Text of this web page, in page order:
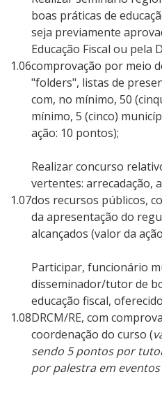
1.06
boas práticas de
seja previamente
Educação Fiscal ou pela
comprovação por meio
"folders", listas de
com, no mínimo, 50
mínimo, 5 (cinco)
ação: 10 pontos);
1.07
Realizar concurso
vertentes: arrecadação,
dos recursos públicos,
da apresentação do
alcançados (valor da
1.08
Participar, funcionário
disseminador/tutor de
educação fiscal,
DRCM/RE, com
coordenação do curso (
sendo 5 pontos por
por palestra em eventos